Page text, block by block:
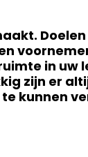
in uw
zijn er
te kunnen